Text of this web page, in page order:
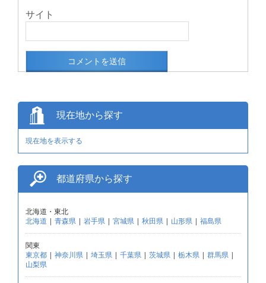
サイト
現在地から探す
現在地を表示する
都道府県から探す
北海道・東北
北海道 | 青森県 | 岩手県 | 宮城県 | 秋田県 | 山形県 | 福島県
関東
東京都 | 神奈川県 | 埼玉県 | 千葉県 | 茨城県 | 栃木県 | 群馬県 |
山梨県